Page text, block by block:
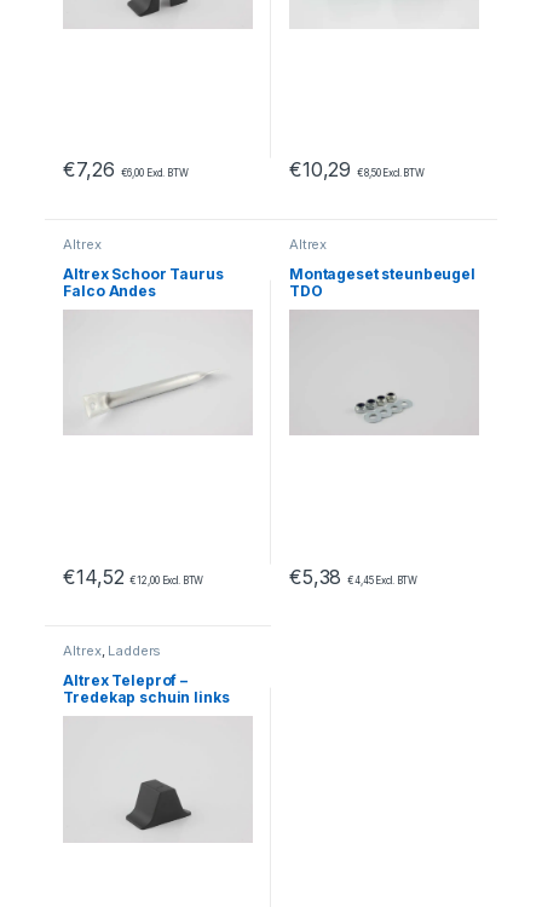
€7,26 €6,00Excl. BTW €10,29 €8,50Excl. BTW
Altrex
Altrex Schoor Taurus
Falco Andes
€14,52 €12,00Excl. BTW
Altrex
Montageset steunbeugel
TDO
€5,38 €4,45Excl. BTW
Altrex, Ladders
Altrex Teleprof –
Tredekap schuin links